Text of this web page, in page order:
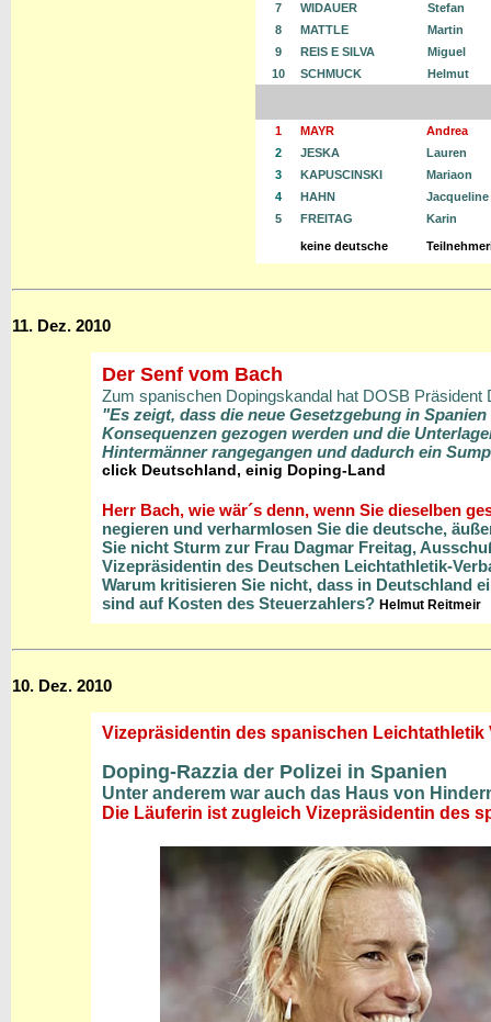
7
WIDAUER
Stefan
8
MATTLE
Martin
9
REIS E SILVA
Miguel
10
SCHMUCK Helmut
1 MAYR
Andrea
2
JESKA
Lauren
3
KAPUSCINSKI
Mariaon
4
HAHN
Jacqueline
5
FREITAG Karin
keine deutsche
11. Dez. 2010
Der Senf vom Bach
Zum spanischen Dopingskandal hat DOSB Präsident
"Es zeigt, dass die neue Gesetzgebung in
Konsequenzen gezogen werden und die
Hintermänner rangegangen und dadurch ein
click Deutschland, einig Doping-Land
Herr Bach, wie wär´s denn, wenn Sie dieselben
negieren und verharmlosen Sie die deutsche,
Sie nicht Sturm zur Frau Dagmar Freitag,
Vizepräsidentin des Deutschen Leichtathletik-
Warum kritisieren Sie nicht, dass in Deutschland
sind auf Kosten des Steuerzahlers? Helmut Reitmeir
10. Dez. 2010
Vizepräsidentin des spanischen
Doping-Razzia der Polizei in Spanien
Unter anderem war auch das Haus von
Die Läuferin ist zugleich Vizepräsidentin des